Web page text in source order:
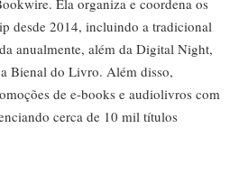
Ela organiza e coordena os
desde 2014, incluindo a tradicional
anualmente, além da Digital Night,
Bienal do Livro. Além disso,
de e-books e audiolivros com
cerca de 10 mil títulos